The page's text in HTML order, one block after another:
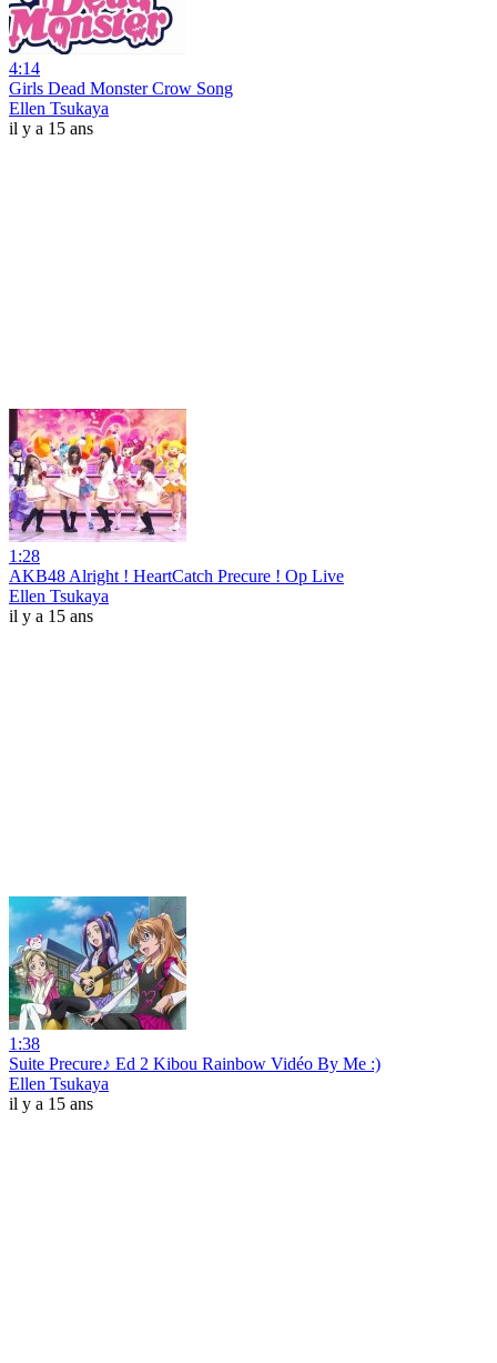
4:14
Girls Dead Monster Crow Song
Ellen Tsukaya
il y a 15 ans
1:28
AKB48 Alright ! HeartCatch Precure ! Op Live
Ellen Tsukaya
il y a 15 ans
1:38
Suite Precure♪ Ed 2 Kibou Rainbow Vidéo By Me :)
Ellen Tsukaya
il y a 15 ans